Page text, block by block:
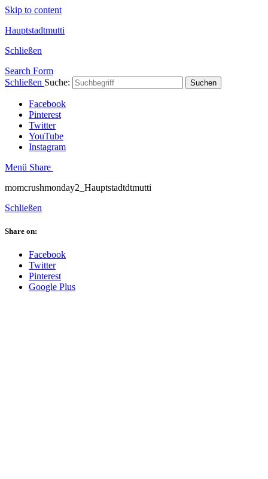
Skip to content
Hauptstadtmutti
Schließen
Search Form
Schließen Suche: Suchen
Facebook
Pinterest
Twitter
YouTube
Instagram
Menü Share
momcrushmonday2_Hauptstadtdtmutti
Schließen
Share on:
Facebook
Twitter
Pinterest
Google Plus